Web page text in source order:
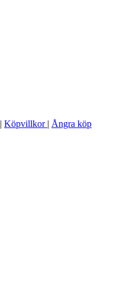
| Köpvillkor | Ångra köp